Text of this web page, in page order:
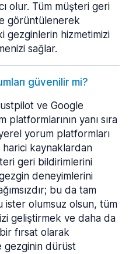
olur. Tüm müşteri geri
görüntülenerek
gezginlerin hizmetimizi
sağlar.
güvenilir mi?
ve Google
yanı sıra
yorum platformları
kaynaklardan
geri bildirimlerini
deneyimlerini
bu da tam
ister olumsuz olsun, tüm
geliştirmek ve daha da
fırsat olarak
gezginin dürüst